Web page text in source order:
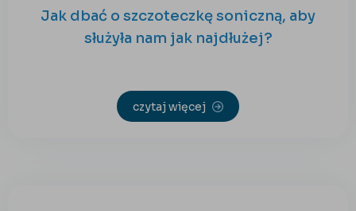
Jak dbać o szczoteczkę soniczną, aby
służyła nam jak najdłużej?
czytaj więcej